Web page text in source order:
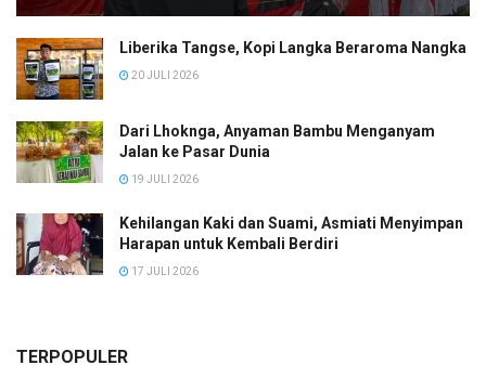
Liberika Tangse, Kopi Langka Beraroma Nangka
20 JULI 2026
Dari Lhoknga, Anyaman Bambu Menganyam
Jalan ke Pasar Dunia
19 JULI 2026
Kehilangan Kaki dan Suami, Asmiati Menyimpan
Harapan untuk Kembali Berdiri
17 JULI 2026
TERPOPULER